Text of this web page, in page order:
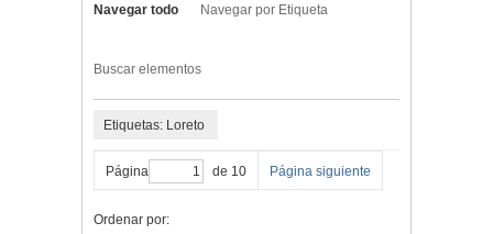
Navegar todo Navegar por Etiqueta
Buscar elementos
Etiquetas: Loreto
Página de 10 Página siguiente
Ordenar por: